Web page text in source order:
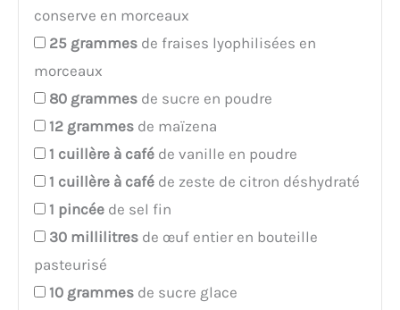
conserve en morceaux
25 grammes de fraises lyophilisées en
morceaux
80 grammes de sucre en poudre
12 grammes de maïzena
1 cuillère à café de vanille en poudre
1 cuillère à café de zeste de citron déshydraté
1 pincée de sel fin
30 millilitres de œuf entier en bouteille
pasteurisé
10 grammes de sucre glace